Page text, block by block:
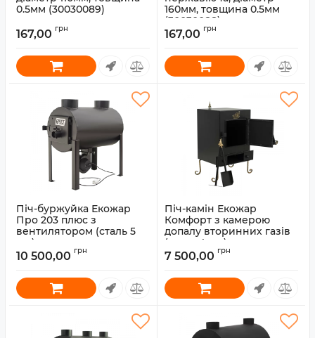
0.5мм (30030089)
167,00 грн
160мм, товщина 0.5мм
(30030088)
Артикул: 30030088
167,00 грн
Піч-буржуйка Екожар
Про 203 плюс з
вентилятором (сталь 5
мм)
Артикул: 30010078
10 500,00 грн
Піч-камін Екожар
Комфорт з камерою
допалу вторинних газів
(сталь 4 мм)
Артикул: 30010052
7 500,00 грн